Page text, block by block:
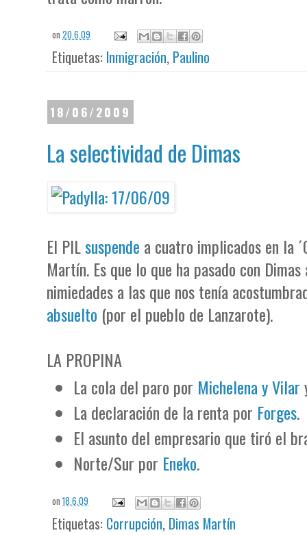
on20.6.09
Etiquetas: Inmigración, Paulino
18/06/2009
La selectividad de Dimas
El PILsuspende a cuatro implicados en la
Martín. Es que lo que ha pasado con
nimiedades a las que nos tenía
absuelto (por el pueblo de Lanzarote).
LA PROPINA
La cola del paro por Michelena y Vilar
La declaración de la renta por Forges.
El asunto del empresario que tiró el
Norte/Sur por Eneko.
on18.6.09
Etiquetas: Corrupción, Dimas Martín